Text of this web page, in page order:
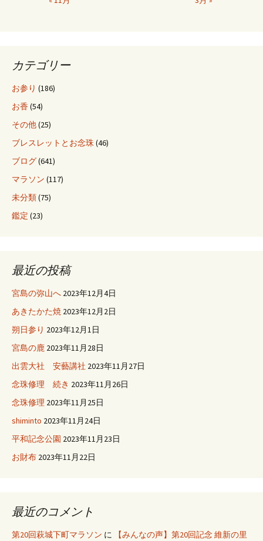
シ
ョ
ン
カテゴリー
お参り (186)
お香(54)
その他(25)
ブレスレットとお念珠(46)
ブログ(641)
マラソン (117)
未分類(75)
鑑定 (23)
最近の投稿
宮島の弥山へ 2023年12月4日
あきたかた焼 2023年12月2日
朔日参り 2023年12月1日
宮島の鹿 2023年11月28日
出雲大社 安藝講社 2023年11月27日
念珠修理 続き 2023年11月26日
念珠修理 2023年11月25日
shiminto 2023年11月24日
平和記念公園 2023年11月23日
お財布 2023年11月22日
最近のコメント
第20回萩城下町マラソン に
【みんなの声】第20回記念 維新の里